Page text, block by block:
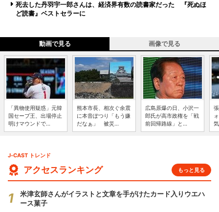
死去した丹羽宇一郎さんは、経済界有数の読書家だった 『死ぬほ
ど読書』ベストセラーに
動画で見る 画像で見る
「異物使用疑惑」元韓
国セーブ王、出場停止
明けマウンドで...
熊本市長、相次ぐ余震
に本音ぽつり「もう嫌
だなぁ」 被災...
広島原爆の日、小沢一
郎氏が高市政権を「戦
前回帰路線」と...
J-CAST トレンド
アクセスランキング もっと見る
米津玄師さんがイラストと文章を手がけたカード入りウエハ
ース菓子